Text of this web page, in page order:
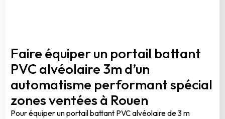
Faire équiper un portail battant
PVC alvéolaire 3m d’un
automatisme performant spécial
zones ventées à Rouen
Pour équiper un portail battant PVC alvéolaire de 3 m